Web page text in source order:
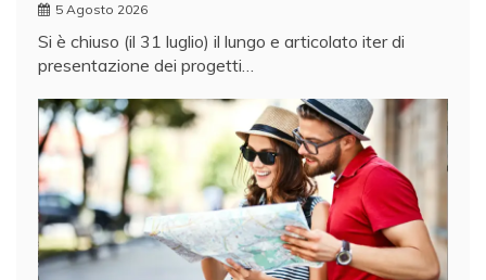
5 Agosto 2026
Si è chiuso (il 31 luglio) il lungo e articolato iter di
presentazione dei progetti…